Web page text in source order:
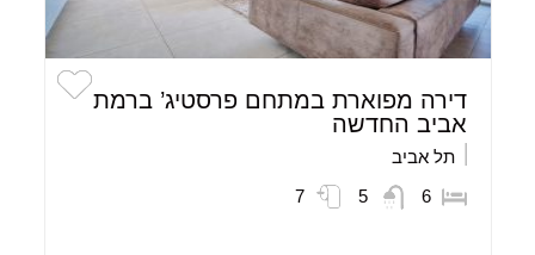
דירה מפוארת במתחם פרסטיג’ ברמת
אביב החדשה
תל אביב
6
5
7